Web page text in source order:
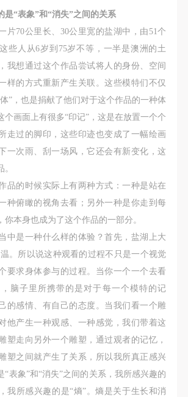
是“表象”和“消失”之间的关系
片70公里长、30公里宽的盐湖中，由51个
些人从6岁到75岁不等，一半是澳洲的土
我想通过这个作品尝试将人的身份、空间
样的方式重新产生关联。这些模特们不仅
”，也是捐献了他们对于这个作品的一种体
个画面上有很多“印记”，这是在放置一个个
走过的脚印，这些印迹也变成了一幅绘画
一次雨、刮一场风，它还会有新变化，这
品的时候实际上有两种方式：一种是站在
种俯瞰的视角去看；另外一种是你走到每
你本身也成为了这个作品的一部分。
中是一种什么样的体验？首先，盐湖上大
。所以说这种观看的过程不只是一个视觉
要求身体参与的过程。当你一个一个去看
脑子里所携带的是对于每一个模特的记
的感情、有自己的态度。当我们看一个雕
他产生一种观感、一种感觉，我们带着这
塑走向另外一个雕塑，通过观者的记忆，
塑之间就产生了关系，所以我所真正感兴
“表象”和“消失”之间的关系，我所感兴趣的
我所感兴趣的是“熵”。熵是关于生长和消